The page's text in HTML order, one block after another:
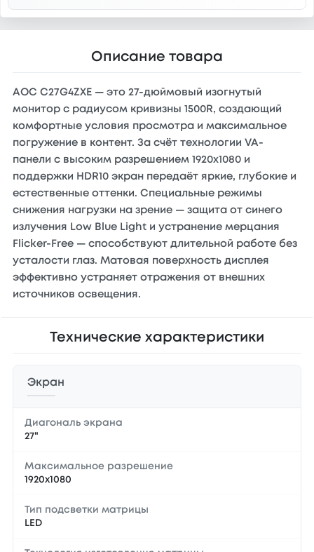
Описание товара
AOC C27G4ZXE — это 27-дюймовый изогнутый
монитор с радиусом кривизны 1500R, создающий
комфортные условия просмотра и максимальное
погружение в контент. За счёт технологии VA-
панели с высоким разрешением 1920x1080 и
поддержки HDR10 экран передаёт яркие, глубокие и
естественные оттенки. Специальные режимы
снижения нагрузки на зрение — защита от синего
излучения Low Blue Light и устранение мерцания
Flicker-Free — способствуют длительной работе без
усталости глаз. Матовая поверхность дисплея
эффективно устраняет отражения от внешних
источников освещения.
Технические характеристики
Экран
Диагональ экрана
27"
Максимальное разрешение
1920x1080
Тип подсветки матрицы
LED